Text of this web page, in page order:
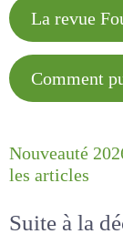
La revue
Comment
Nouveauté